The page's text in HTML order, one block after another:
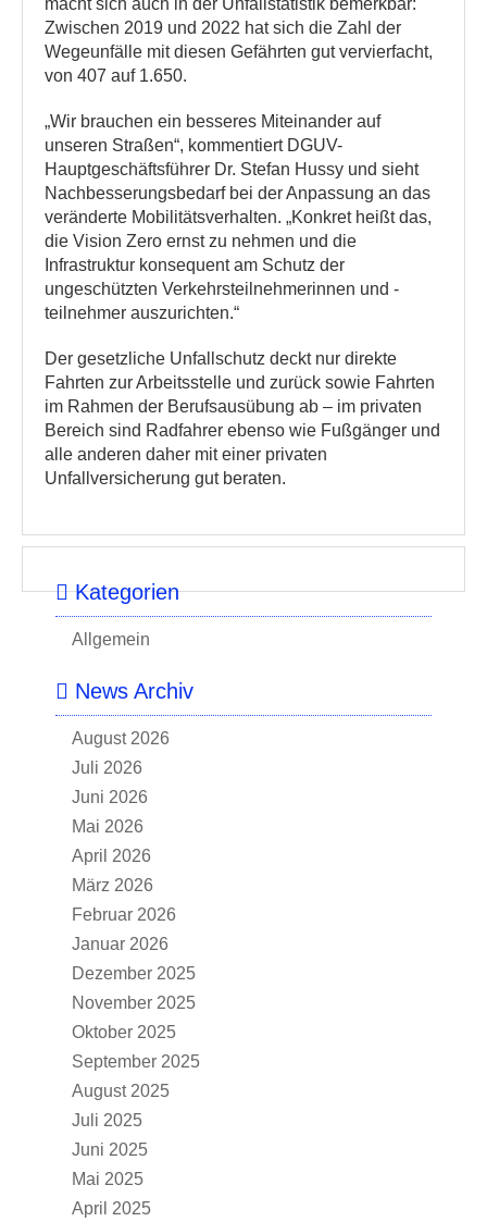
macht sich auch in der Unfallstatistik bemerkbar:
Zwischen 2019 und 2022 hat sich die Zahl der
Wegeunfälle mit diesen Gefährten gut vervierfacht,
von 407 auf 1.650.
„Wir brauchen ein besseres Miteinander auf
unseren Straßen“, kommentiert DGUV-
Hauptgeschäftsführer Dr. Stefan Hussy und sieht
Nachbesserungsbedarf bei der Anpassung an das
veränderte Mobilitätsverhalten. „Konkret heißt das,
die Vision Zero ernst zu nehmen und die
Infrastruktur konsequent am Schutz der
ungeschützten Verkehrsteilnehmerinnen und -
teilnehmer auszurichten.“
Der gesetzliche Unfallschutz deckt nur direkte
Fahrten zur Arbeitsstelle und zurück sowie Fahrten
im Rahmen der Berufsausübung ab – im privaten
Bereich sind Radfahrer ebenso wie Fußgänger und
alle anderen daher mit einer privaten
Unfallversicherung gut beraten.
Kategorien
Allgemein
News Archiv
August 2026
Juli 2026
Juni 2026
Mai 2026
April 2026
März 2026
Februar 2026
Januar 2026
Dezember 2025
November 2025
Oktober 2025
September 2025
August 2025
Juli 2025
Juni 2025
Mai 2025
April 2025